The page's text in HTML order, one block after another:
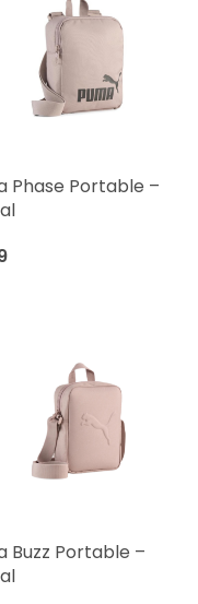
Phase Portable –
Buzz Portable –